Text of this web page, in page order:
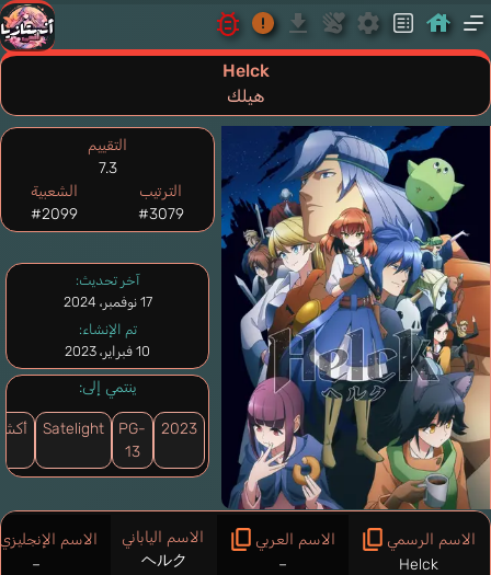
Helck
هيلك
آخر تحديث:
17 نوفمبر، 2024
تم الإنشاء:
10 فبراير، 2023
ينتمي إلى:
2023
PG-
13
Satelight
الاسم الرسمي
Helck
الاسم العربي
–
الاسم الياباني
ヘルク
الاسم الإنجليزي
–
التقييم
7.3
الترتيب
#3079
الشعبية
#2099